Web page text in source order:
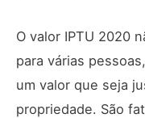
O valor IPTU 2020
para várias
um valor que seja
propriedade. São